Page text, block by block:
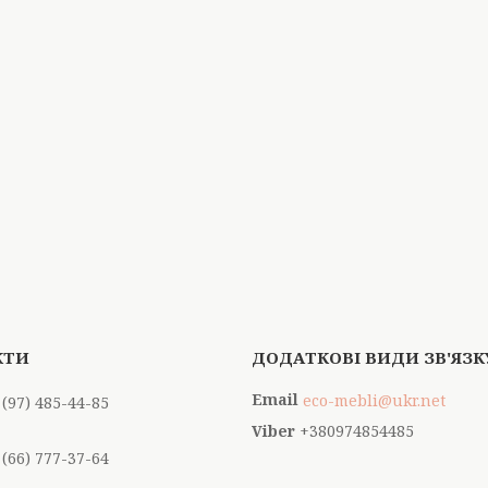
485-44-85
777-37-64
eco-mebli@ukr.net
+380974854485